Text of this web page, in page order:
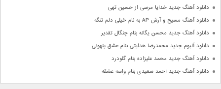
دانلود آهنگ جدید خدایا مرسی از حسین تهی
دانلود آهنگ مسیح و آرش AP به نام خیلی دلم تنگه
دانلود آهنگ جدید محسن یگانه بنام چنگال تقدیر
دانلود آلبوم جدید محمدرضا هدایتی بنام عشق پنهونی
دانلود آهنگ جدید محمد علیزاده بنام گلودرد
دانلود آهنگ جدید احمد سعیدی بنام واسه عشقه